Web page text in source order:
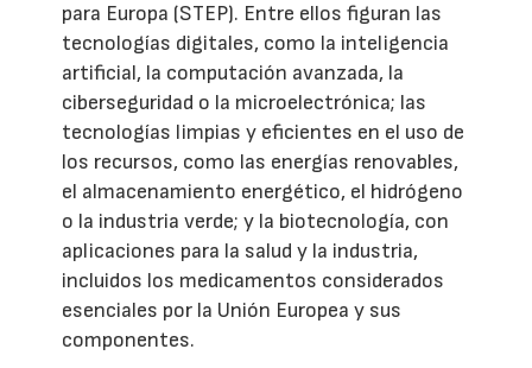
para Europa (STEP). Entre ellos figuran las
tecnologías digitales, como la inteligencia
artificial, la computación avanzada, la
ciberseguridad o la microelectrónica; las
tecnologías limpias y eficientes en el uso de
los recursos, como las energías renovables,
el almacenamiento energético, el hidrógeno
o la industria verde; y la biotecnología, con
aplicaciones para la salud y la industria,
incluidos los medicamentos considerados
esenciales por la Unión Europea y sus
componentes.